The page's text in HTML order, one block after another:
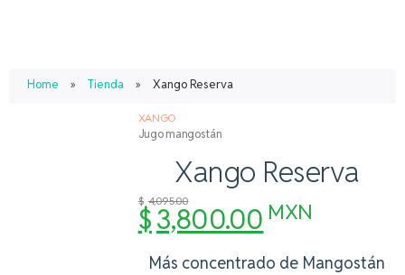
Home » Tienda » Xango Reserva
XANGO
Jugo mangostán
Xango Reserva
$ 4,095.00
$3,800.00 MXN
Más concentrado de Mangostán